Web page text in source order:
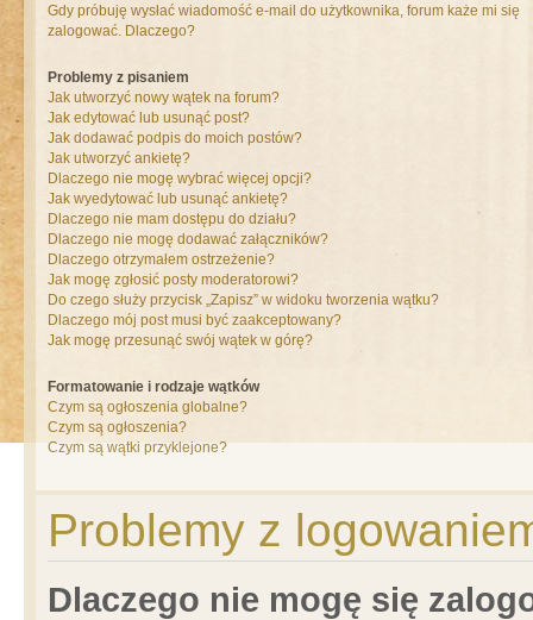
Gdy próbuję wysłać wiadomość e-mail do użytkownika, forum każe mi się
zalogować. Dlaczego?
Problemy z pisaniem
Jak utworzyć nowy wątek na forum?
Jak edytować lub usunąć post?
Jak dodawać podpis do moich postów?
Jak utworzyć ankietę?
Dlaczego nie mogę wybrać więcej opcji?
Jak wyedytować lub usunąć ankietę?
Dlaczego nie mam dostępu do działu?
Dlaczego nie mogę dodawać załączników?
Dlaczego otrzymałem ostrzeżenie?
Jak mogę zgłosić posty moderatorowi?
Do czego służy przycisk „Zapisz” w widoku tworzenia wątku?
Dlaczego mój post musi być zaakceptowany?
Jak mogę przesunąć swój wątek w górę?
Formatowanie i rodzaje wątków
Czym są ogłoszenia globalne?
Czym są ogłoszenia?
Czym są wątki przyklejone?
Problemy z
Dlaczego nie mogę się